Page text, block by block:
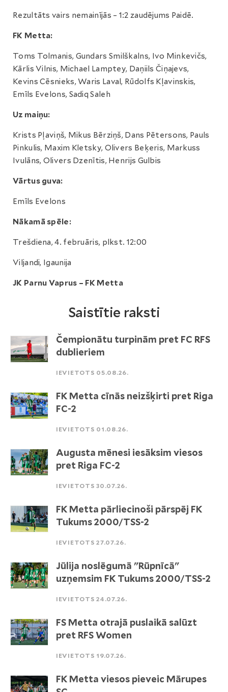
Rezultāts vairs nemainījās – 1:2 zaudējums Paidē.
FK Metta:
Toms Tolmanis, Gundars Smilškalns, Ivo Minkevičs,
Kārlis Vilnis, Michael Lamptey, Daņiils Čiņajevs,
Kevins Cēsnieks, Waris Laval, Rūdolfs Kļavinskis,
Emīls Evelons, Sadiq Saleh
Uz maiņu:
Krists Pļaviņš, Mikus Bērziņš, Dans Pētersons, Pauls
Pinkulis, Maxim Kletsky, Olivers Beķeris, Markuss
Ivulāns, Olivers Dzenītis, Henrijs Gulbis
Vārtus guva:
Emīls Evelons
Nākamā spēle:
Trešdiena, 4. februāris, plkst. 12:00
Viljandi, Igaunija
JK Parnu Vaprus – FK Metta
Saistītie raksti
Čempionātu turpinām pret FC RFS
dublieriem
IEVIETOTS 05.08.26.
FK Metta cīnās neizšķirti pret Riga
FC-2
IEVIETOTS 01.08.26.
Augusta mēnesi iesāksim viesos
pret Riga FC-2
IEVIETOTS 30.07.26.
FK Metta pārliecinoši pārspēj FK
Tukums 2000/TSS-2
IEVIETOTS 27.07.26.
Jūlija noslēgumā "Rūpnīcā"
uzņemsim FK Tukums 2000/TSS-2
IEVIETOTS 24.07.26.
FS Metta otrajā puslaikā salūzt
pret RFS Women
IEVIETOTS 19.07.26.
FK Metta viesos pieveic Mārupes